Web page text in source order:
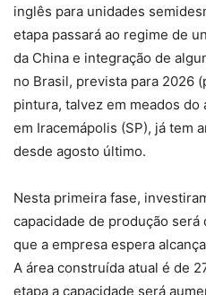
inglês para unidades
etapa passará ao regime de
da China e integração de
no Brasil, prevista para 2026
pintura, talvez em meados do
em Iracemápolis (SP), já tem
desde agosto último.
Nesta primeira fase,
capacidade de produção será
que a empresa espera
A área construída atual é de
etapa a capacidade será